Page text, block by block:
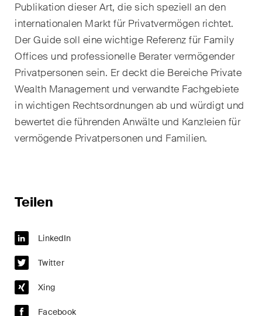
Publikation dieser Art, die sich speziell an den
internationalen Markt für Privatvermögen richtet.
Der Guide soll eine wichtige Referenz für Family
Offices und professionelle Berater vermögender
Privatpersonen sein. Er deckt die Bereiche Private
Wealth Management und verwandte Fachgebiete
in wichtigen Rechtsordnungen ab und würdigt und
bewertet die führenden Anwälte und Kanzleien für
vermögende Privatpersonen und Familien.
Teilen
LinkedIn
Twitter
Xing
Facebook
Energie
Gesellschafts- und
Handelsrecht / M&A
Handel und Transport
ICT / Data / Cyberkriminalität
Immaterialgüterrecht
Schiedsgerichtsbarkeit
Kunstrecht & Entertainment /